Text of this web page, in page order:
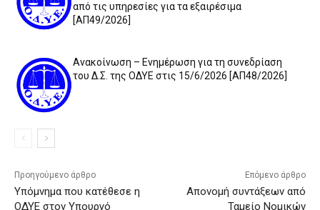
από τις υπηρεσίες για τα εξαιρέσιμα
[ΑΠ49/2026]
Ανακοίνωση – Ενημέρωση για τη συνεδρίαση
του Δ.Σ. της ΟΔΥΕ στις 15/6/2026 [ΑΠ48/2026]
Προηγούμενο άρθρο
Υπόμνημα που κατέθεσε η
ΟΔΥΕ στον Υπουργό
Επόμενο άρθρο
Απονομή συντάξεων από
Ταμείο Νομικών